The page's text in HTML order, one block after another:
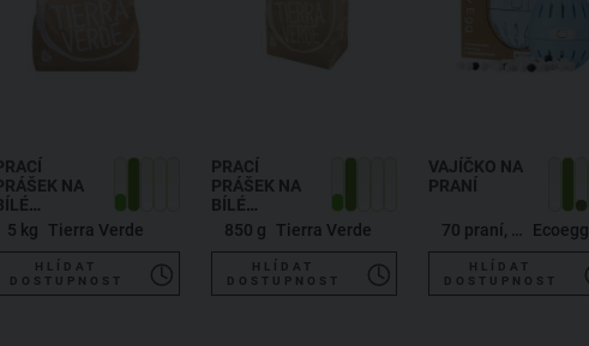
NA
PRÁDLO A
LÁTKOVÉ
PLENY
5 kg Tierra Verde
HLÍDAT
DOSTUPNOST
PRACÍ
PRÁŠEK NA
BÍLÉ
PRÁDLO A
LÁTKOVÉ
PLENY
850 g Tierra Verde
HLÍDAT
DOSTUPNOST
VAJÍČKO NA
PRANÍ
70 praní, svěží bavlna Ecoegg
HLÍDAT
DOSTUPNOST